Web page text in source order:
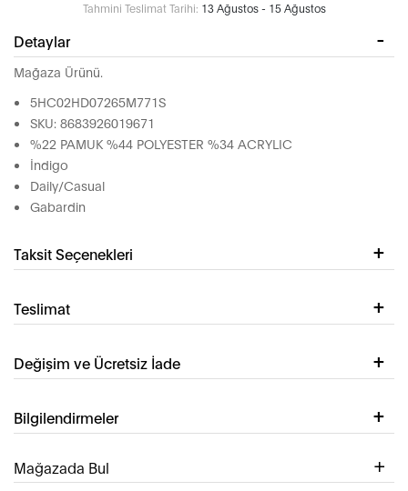
Tahmini Teslimat Tarihi: 13 Ağustos - 15 Ağustos
Detaylar
Mağaza Ürünü.
5HC02HD07265M771S
SKU: 8683926019671
%22 PAMUK %44 POLYESTER %34 ACRYLIC
İndigo
Daily/Casual
Gabardin
Taksit Seçenekleri
Teslimat
Değişim ve Ücretsiz İade
Bilgilendirmeler
Mağazada Bul